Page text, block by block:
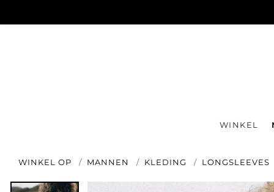
WINKEL
WINKEL OP MANNEN KLEDING LONGSLEEVES